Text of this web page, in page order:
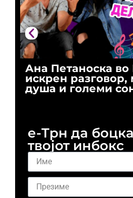
Ана Петаноска во
искрен разговор,
душа и големи
е-Трн да
твојот инбокс